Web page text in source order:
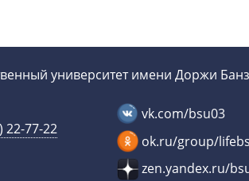
университет имени Доржи
22-77-22
vk.com/bsu03
ok.ru/group/
zen.yandex.ru/